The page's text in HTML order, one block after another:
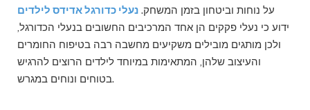
על נוחות וביטחון בזמן המשחק. נעלי כדורגל אדידס לילדים
ידוע כי נעלי פקקים הן אחד המרכיבים החשובים בנעלי הכדורגל,
ולכן מותגים מובילים משקיעים מחשבה רבה בטיפוח החומרים
והעיצוב שלהן, המתאימות במיוחד לילדים הרוצים להרגיש
בטוחים ונוחים במגרש.